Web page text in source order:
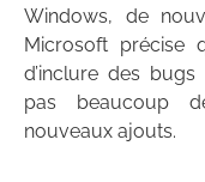
Windows, de
Microsoft précise
d’inclure des
pas beaucoup
nouveaux ajouts.